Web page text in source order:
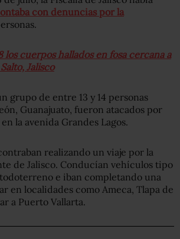
con denuncias por la
los cuerpos hallados en fosa cercana a
Jalisco
grupo de entre 13 y 14 personas
Guanajuato, fueron atacados por
la avenida Grandes Lagos.
realizando un viaje por la
de Jalisco. Conducían vehículos tipo
e iban completando una
en localidades como Ameca, Tlapa de
a Puerto Vallarta.